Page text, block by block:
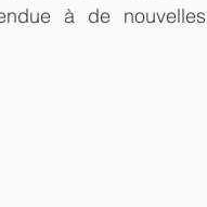
à de nouvelles